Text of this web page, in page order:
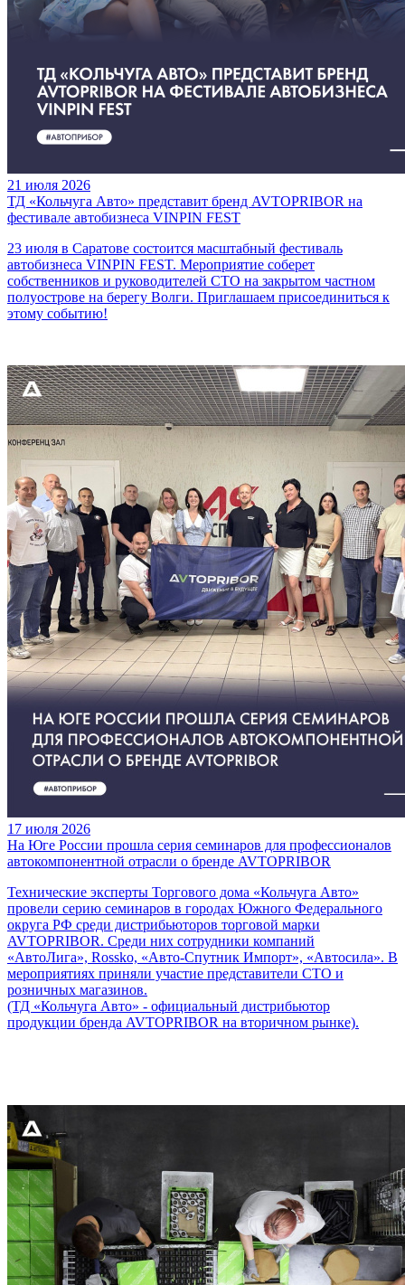
21 июля 2026
ТД «Кольчуга Авто» представит бренд AVTOPRIBOR на
фестивале автобизнеса VINPIN FEST
23 июля в Саратове состоится масштабный фестиваль
автобизнеса VINPIN FEST. Мероприятие соберет
собственников и руководителей СТО на закрытом частном
полуострове на берегу Волги. Приглашаем присоединиться к
этому событию!
17 июля 2026
На Юге России прошла серия семинаров для профессионалов
автокомпонентной отрасли о бренде AVTOPRIBOR
Технические эксперты Торгового дома «Кольчуга Авто»
провели серию семинаров в городах Южного Федерального
округа РФ среди дистрибьюторов торговой марки
AVTOPRIBOR. Среди них сотрудники компаний
«АвтоЛига», Rossko, «Авто-Спутник Импорт», «Автосила». В
мероприятиях приняли участие представители СТО и
розничных магазинов.
(ТД «Кольчуга Авто» - официальный дистрибьютор
продукции бренда AVTOPRIBOR на вторичном рынке).